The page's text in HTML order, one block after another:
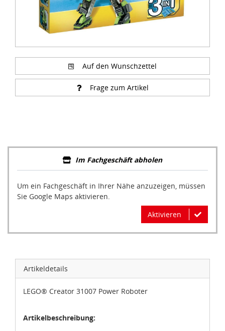
Auf den Wunschzettel
Frage zum Artikel
Im Fachgeschäft abholen
Um ein Fachgeschäft in Ihrer Nähe anzuzeigen, müssen
Sie Google Maps aktivieren.
Aktivieren
Artikeldetails
LEGO® Creator 31007 Power Roboter
Artikelbeschreibung: